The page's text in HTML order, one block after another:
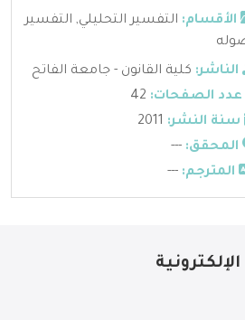
الأقسام: التفسير التحليلي, التفسير
الناشر: كلية القانون - جامعة الفاتح
الصفحات:
سنة النشر:
المحقق: ---
المترجم: ---